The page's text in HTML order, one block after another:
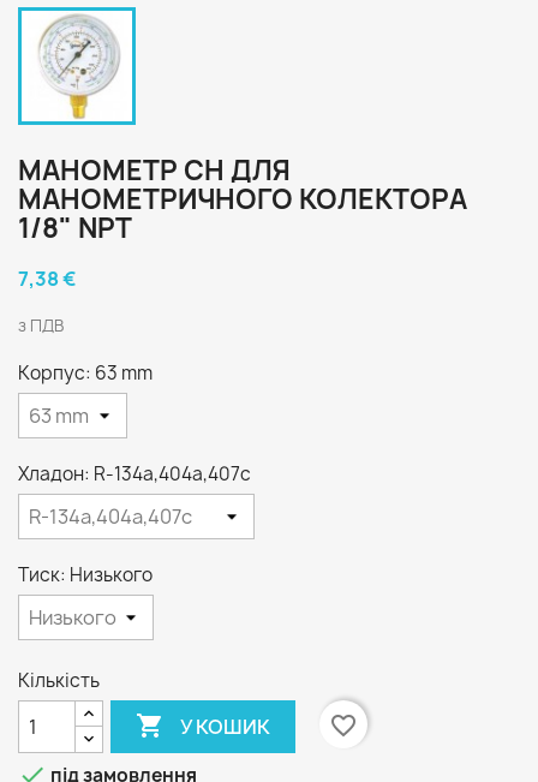
МАНОМЕТР CH ДЛЯ
МАНОМЕТРИЧНОГО КОЛЕКТОРА
1/8" NPT
7,38 €
з ПДВ
Корпус: 63 mm
Хладон: R-134a,404a,407c
Тиск: Низького
Кількість
 У КОШИК
favorite_border
 під замовлення